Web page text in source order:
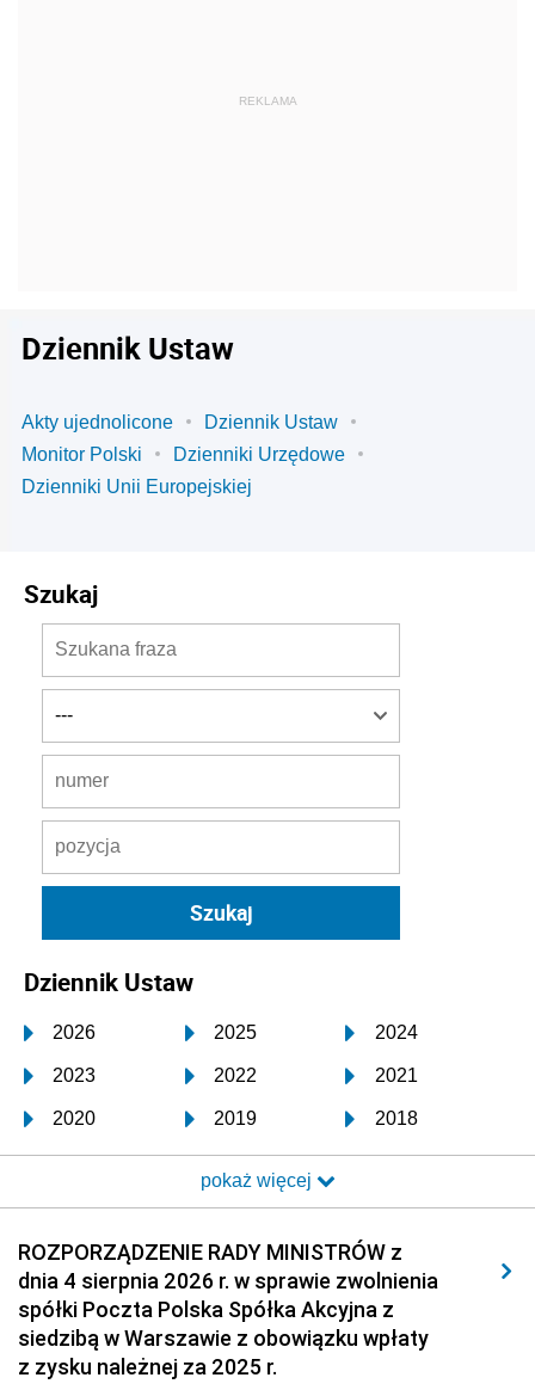
Dziennik Ustaw
Akty ujednolicone
Dziennik Ustaw
Monitor Polski
Dzienniki Urzędowe
Dzienniki Unii Europejskiej
Szukaj
Dziennik Ustaw
2026 2025 2024
2023 2022 2021
2020 2019 2018
2017 2016 2015
2014 2013 2012
2011 2010 2009
2008 2007 2006
2005 2004 2003
2002 2001
pokaż więcej
ROZPORZĄDZENIE RADY MINISTRÓW z
dnia 4 sierpnia 2026 r. w sprawie zwolnienia
spółki Poczta Polska Spółka Akcyjna z
siedzibą w Warszawie z obowiązku wpłaty
z zysku należnej za 2025 r.